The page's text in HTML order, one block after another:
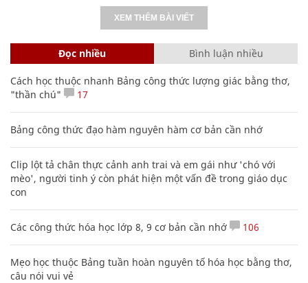
XEM THÊM BÀI VIẾT
Đọc nhiều Bình luận nhiều
Cách học thuộc nhanh Bảng công thức lượng giác bằng thơ,
"thần chú"
17
Bảng công thức đạo hàm nguyên hàm cơ bản cần nhớ
Clip lột tả chân thực cảnh anh trai và em gái như 'chó với
mèo', người tinh ý còn phát hiện một vấn đề trong giáo dục
con
Các công thức hóa học lớp 8, 9 cơ bản cần nhớ 106
Mẹo học thuộc Bảng tuần hoàn nguyên tố hóa học bằng thơ,
câu nói vui vẻ